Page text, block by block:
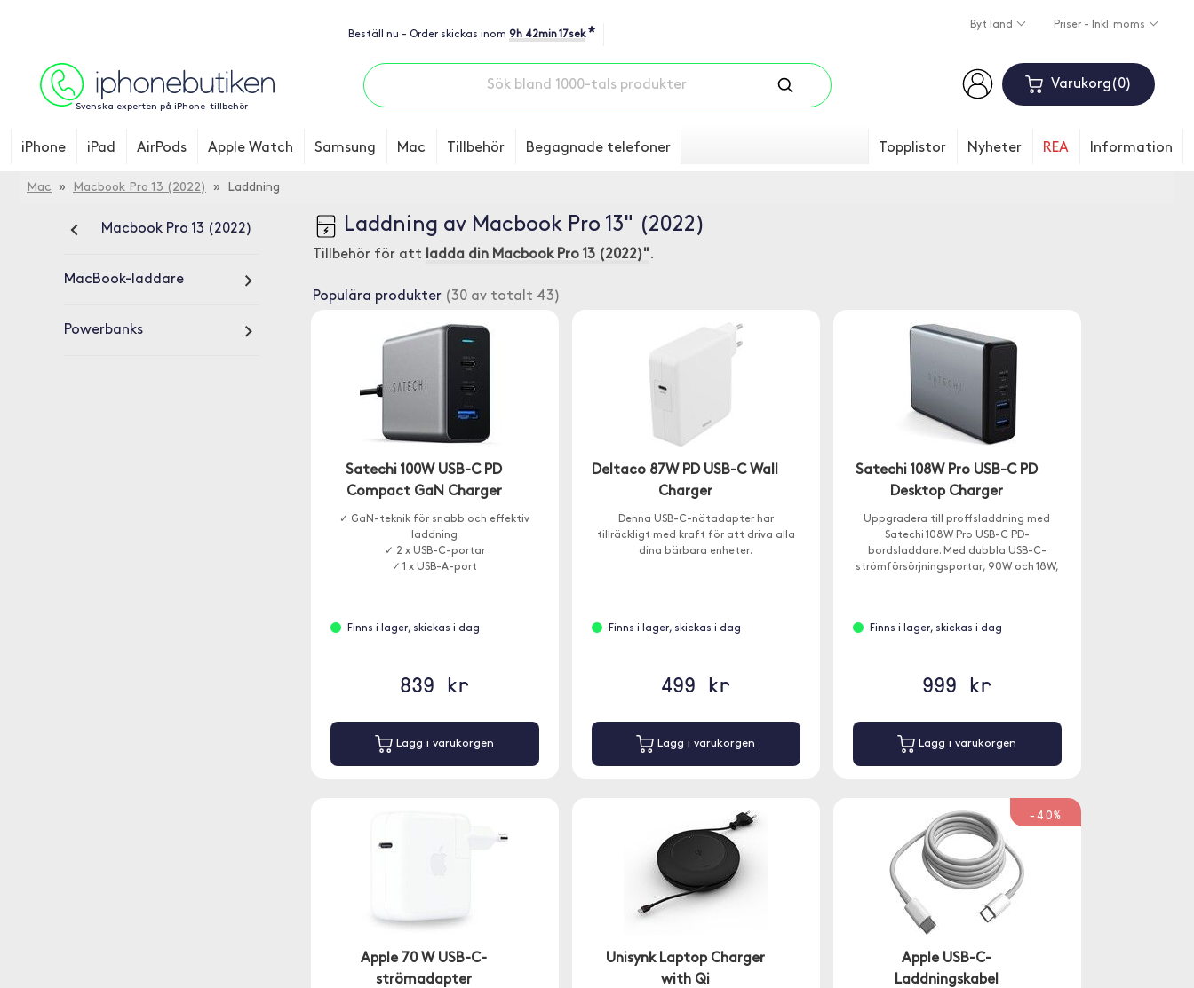
Beställ nu - Order skickas inom 9h 42min 16sek *
Byt land Priser - Inkl. moms
Svenska experten på iPhone-tillbehör
Varukorg 0
iPhone iPad AirPods Apple Watch Samsung Mac Tillbehör Begagnade telefoner Topplistor Nyheter REA Information
Mac » Macbook Pro 13 (2022) » Laddning
Macbook Pro 13 (2022)
MacBook-laddare
Powerbanks
Laddning av Macbook Pro 13" (2022)
Tillbehör för att ladda din Macbook Pro 13 (2022)".
Populära produkter (30 av totalt 43)
Satechi 100W USB-C PD
Compact GaN Charger
✓ GaN-teknik för snabb och effektiv
laddning
✓ 2 x USB-C-portar
✓ 1 x USB-A-port
Finns i lager, skickas i dag
839 kr
Lägg i varukorgen
Deltaco 87W PD USB-C Wall
Charger
Denna USB-C-nätadapter har
tillräckligt med kraft för att driva alla
dina bärbara enheter.
Finns i lager, skickas i dag
499 kr
Lägg i varukorgen
Satechi 108W Pro USB-C PD
Desktop Charger
Uppgradera till proffsladdning med
Satechi 108W Pro USB-C PD-
bordsladdare. Med dubbla USB-C-
strömförsörjningsportar, 90W och 18W,
Finns i lager, skickas i dag
999 kr
Lägg i varukorgen
Apple 70 W USB-C-
strömadapter
Unisynk Laptop Charger
with Qi
-40%
Apple USB-C-
Laddningskabel